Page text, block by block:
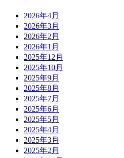
2026年4月
2026年3月
2026年2月
2026年1月
2025年12月
2025年10月
2025年9月
2025年8月
2025年7月
2025年6月
2025年5月
2025年4月
2025年3月
2025年2月